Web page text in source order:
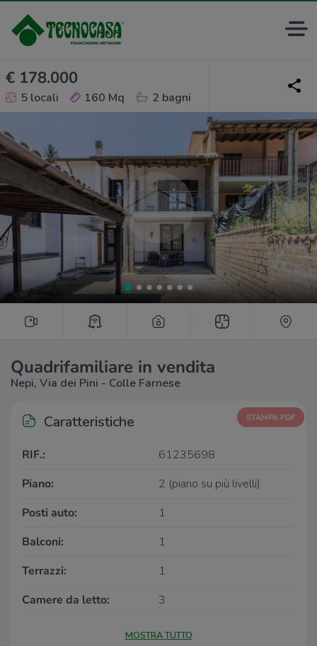
€ 178.000
5 locali 160 Mq 2 bagni
Quadrifamiliare in vendita
Nepi, Via dei Pini - Colle Farnese
Caratteristiche STAMPA PDF
RIF.:
61235698
Piano:
2 (piano su più livelli)
Posti auto:
1
Balconi:
1
Terrazzi:
1
Camere da letto:
3
MOSTRA TUTTO